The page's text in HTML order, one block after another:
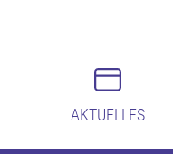
AKTUELLES